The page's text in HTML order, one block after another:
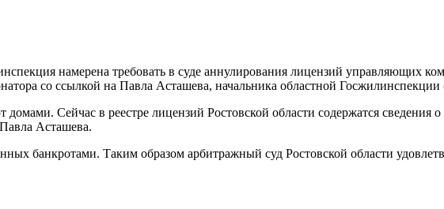
намерена требовать в суде аннулирования лицензий управляющих
со ссылкой на Павла Асташева, начальника областной
Сейчас в реестре лицензий Ростовской области содержатся сведения
Асташева.
банкротами. Таким образом арбитражный суд Ростовской области